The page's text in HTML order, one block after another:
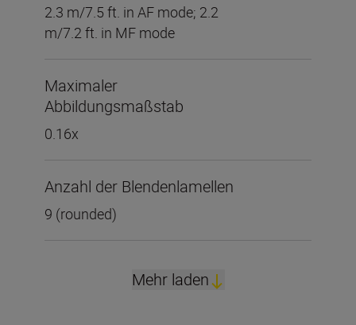
2.3 m/7.5 ft. in AF mode; 2.2
m/7.2 ft. in MF mode
Maximaler
Abbildungsmaßstab
0.16x
Anzahl der Blendenlamellen
9 (rounded)
Mehr laden